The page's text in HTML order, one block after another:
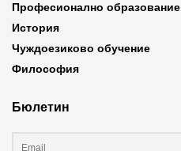
Професионално образование
История
Чуждоезиково обучение
Философия
Бюлетин